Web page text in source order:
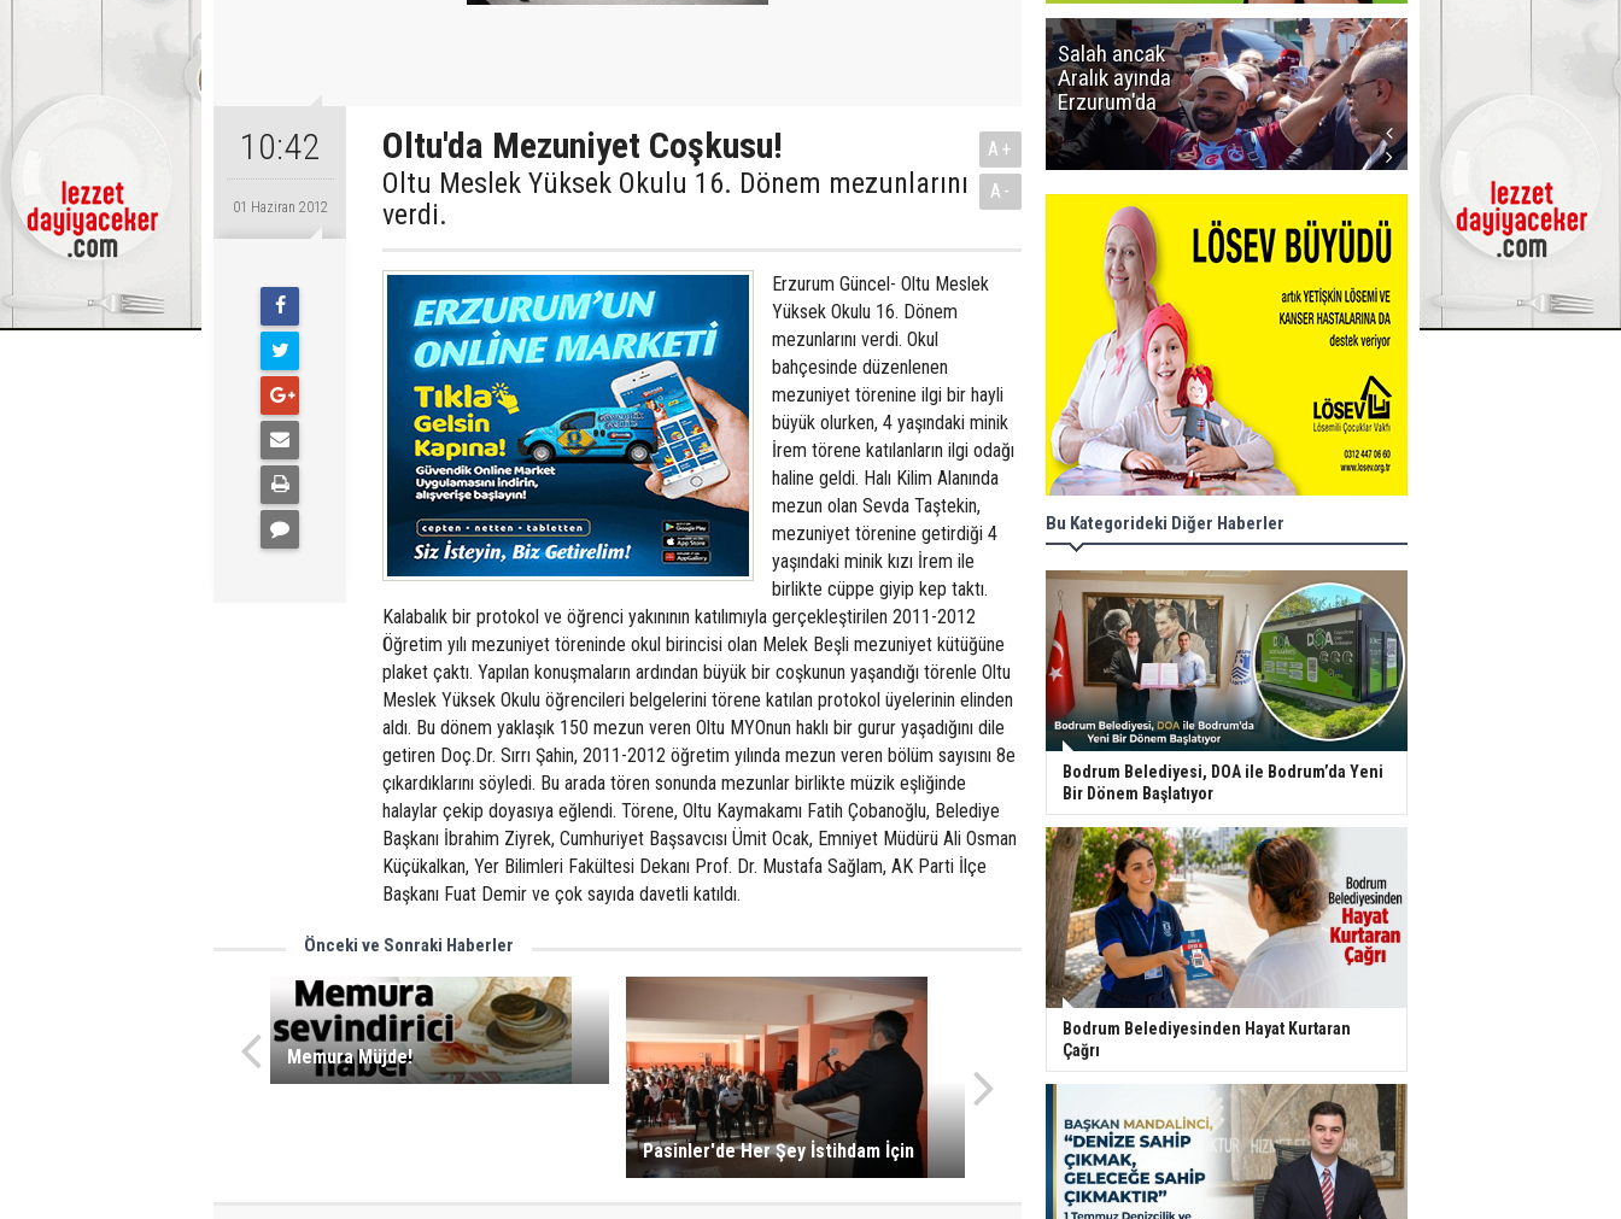
10:42
01 Haziran 2012
Oltu'da Mezuniyet Coşkusu!
Oltu Meslek Yüksek Okulu 16. Dönem mezunlarını
verdi.
A+
A-
Erzurum Güncel- Oltu Meslek
Yüksek Okulu 16. Dönem
mezunlarını verdi. Okul
bahçesinde düzenlenen
mezuniyet törenine ilgi bir hayli
büyük olurken, 4 yaşındaki minik
İrem törene katılanların ilgi odağı
haline geldi. Halı Kilim Alanında
mezun olan Sevda Taştekin,
mezuniyet törenine getirdiği 4
yaşındaki minik kızı İrem ile
birlikte cüppe giyip kep taktı.
Kalabalık bir protokol ve öğrenci yakınının katılımıyla gerçekleştirilen 2011-2012
Öğretim yılı mezuniyet töreninde okul birincisi olan Melek Beşli mezuniyet kütüğüne
plaket çaktı. Yapılan konuşmaların ardından büyük bir coşkunun yaşandığı törenle Oltu
Meslek Yüksek Okulu öğrencileri belgelerini törene katılan protokol üyelerinin elinden
aldı. Bu dönem yaklaşık 150 mezun veren Oltu MYOnun haklı bir gurur yaşadığını dile
getiren Doç.Dr. Sırrı Şahin, 2011-2012 öğretim yılında mezun veren bölüm sayısını 8e
çıkardıklarını söyledi. Bu arada tören sonunda mezunlar birlikte müzik eşliğinde
halaylar çekip doyasıya eğlendi. Törene, Oltu Kaymakamı Fatih Çobanoğlu, Belediye
Başkanı İbrahim Ziyrek, Cumhuriyet Başsavcısı Ümit Ocak, Emniyet Müdürü Ali Osman
Küçükalkan, Yer Bilimleri Fakültesi Dekanı Prof. Dr. Mustafa Sağlam, AK Parti İlçe
Başkanı Fuat Demir ve çok sayıda davetli katıldı.
Önceki ve Sonraki Haberler
Memura Müjde!
Pasinler'de Her Şey İstihdam İçin
Salah ancak
Aralık ayında
Erzurum'da
rötuşlar bunlar
Bu Kategorideki Diğer Haberler
Bodrum Belediyesi, DOA ile Bodrum’da Yeni
Bir Dönem Başlatıyor
Bodrum Belediyesinden Hayat Kurtaran
Çağrı